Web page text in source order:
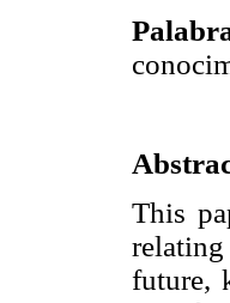
This
future,